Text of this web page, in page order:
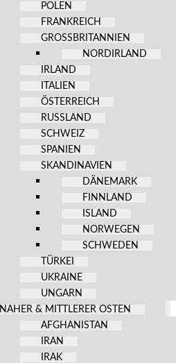
POLEN
FRANKREICH
GROSSBRITANNIEN
NORDIRLAND
IRLAND
ITALIEN
ÖSTERREICH
RUSSLAND
SCHWEIZ
SPANIEN
SKANDINAVIEN
DÄNEMARK
FINNLAND
ISLAND
NORWEGEN
SCHWEDEN
TÜRKEI
UKRAINE
UNGARN
NAHER & MITTLERER OSTEN
AFGHANISTAN
IRAN
IRAK